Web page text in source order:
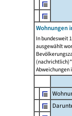
Wohnungen
In bundesweit
ausgewählt
Abweichungen